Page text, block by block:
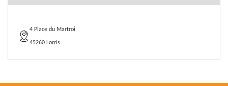
4 Place du Martroi
45260 Lorris